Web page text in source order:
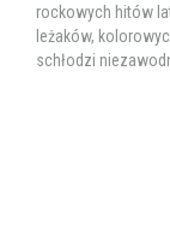
rockowych hitów
leżaków,
schłodzi
przeniesiona na
Cykl koncertów
Programu